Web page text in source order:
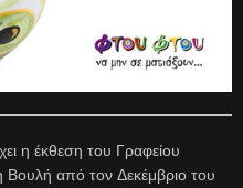
η έκθεση του Γραφείου
από τον Δεκέμβριο του